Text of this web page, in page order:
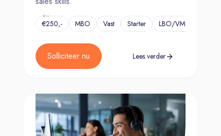
€150,-
en
€250,-
per
dag
MBO Vast Starter LBO/VMBO
Solliciteer nu Lees verder